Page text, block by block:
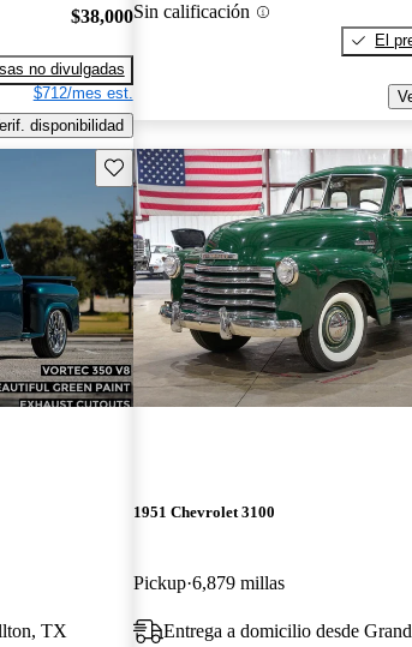
$38,000
no divulgadas
$712/mes est.
disponibilidad
Sin calificación
El
Guarda este Aviso
TX
1951 Chevrolet 3100
Pickup 6,879 millas
Entrega a domicilio desde